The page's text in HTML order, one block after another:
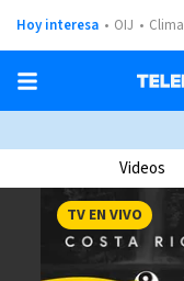
Hoy interesa OIJ Clima
Videos
TV EN VIVO